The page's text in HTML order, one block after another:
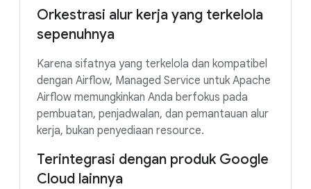
Orkestrasi alur kerja yang terkelola
sepenuhnya
Karena sifatnya yang terkelola dan kompatibel
dengan Airflow, Managed Service untuk Apache
Airflow memungkinkan Anda berfokus pada
pembuatan, penjadwalan, dan pemantauan alur
kerja, bukan penyediaan resource.
Terintegrasi dengan produk Google
Cloud lainnya